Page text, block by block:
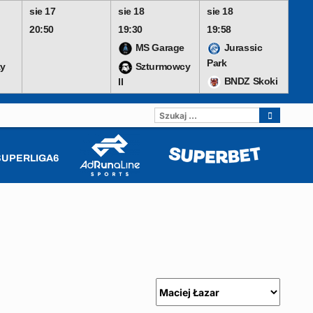
sie 17
20:50
sie 18
19:30
MS Garage
Szturmowcy
II
sie 18
19:58
Jurassic
Park
BNDZ Skoki
SZUKAJ: